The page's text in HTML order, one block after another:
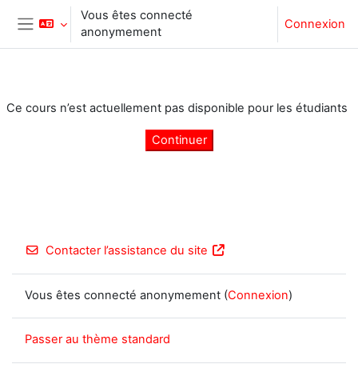
Passer au contenu principal
Panneau latéral
Vous êtes connecté
anonymement
Connexion
Ce cours n’est actuellement pas disponible pour les étudiants
Continuer
Contacter l’assistance du site
Vous êtes connecté anonymement (Connexion)
Passer au thème standard